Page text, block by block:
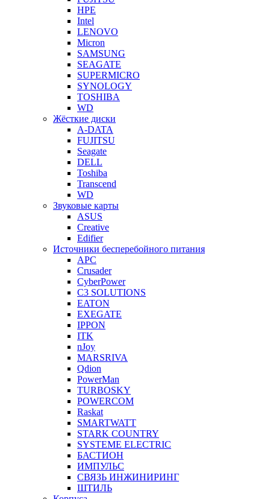
HPE
Intel
LENOVO
Micron
SAMSUNG
SEAGATE
SUPERMICRO
SYNOLOGY
TOSHIBA
WD
Жёсткие диски
A-DATA
FUJITSU
Seagate
DELL
Toshiba
Transcend
WD
Звуковые карты
ASUS
Creative
Edifier
Источники бесперебойного питания
APC
Crusader
CyberPower
C3 SOLUTIONS
EATON
EXEGATE
IPPON
ITK
nJoy
MARSRIVA
Qdion
PowerMan
TURBOSKY
POWERCOM
Raskat
SMARTWATT
STARK COUNTRY
SYSTEME ELECTRIC
БАСТИОН
ИМПУЛЬС
СВЯЗЬ ИНЖИНИРИНГ
ШТИЛЬ